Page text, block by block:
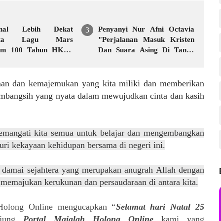
Lebih Dekat
Mars
100 Tahun HKBP
Penyanyi Nur Afni Octavia
"Perjalanan Masuk Kristen
Dan Suara Asing Di Tanah
dan kemajemukan yang kita miliki dan memberikan
yang nyata dalam mewujudkan cinta dan kasih
kita semua untuk belajar dan mengembangkan
kekayaan kehidupan bersama di negeri ini.
sejahtera yang merupakan anugrah Allah dengan
kerukunan dan persaudaraan di antara kita.
Online mengucapkan “Selamat hari Natal 25
Portal Majalah Holong Online kami yang